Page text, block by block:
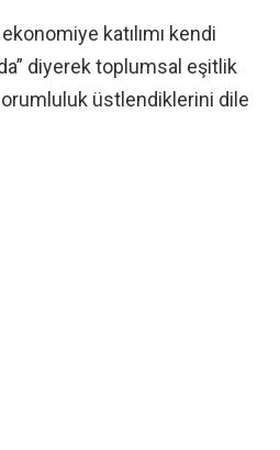
katılımı kendi
diyerek toplumsal eşitlik
üstlendiklerini dile